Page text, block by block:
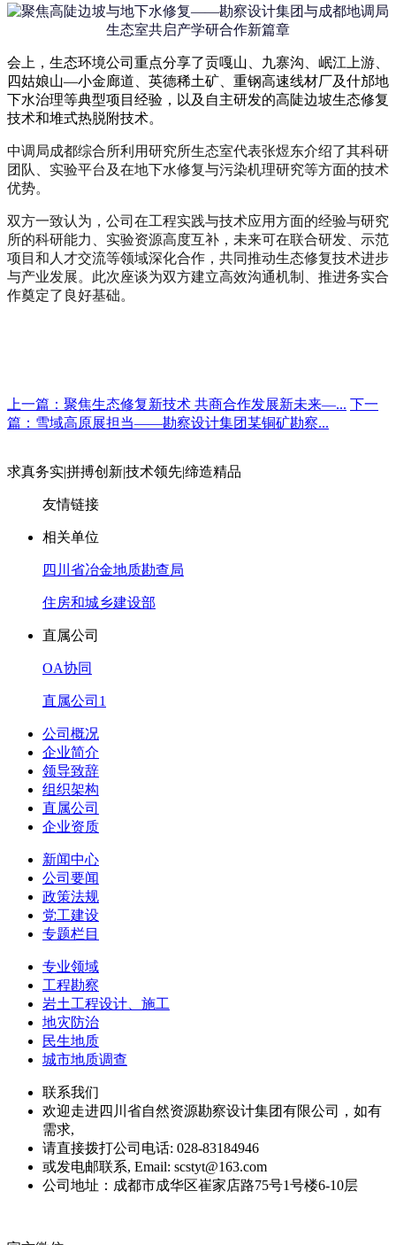
会上，生态环境公司重点分享了贡嘎山、九寨沟、岷江上游、
四姑娘山—小金廊道、英德稀土矿、重钢高速线材厂及什邡地
下水治理等典型项目经验，以及自主研发的高陡边坡生态修复
技术和堆式热脱附技术。
中调局成都综合所利用研究所生态室代表张煜东介绍了其科研
团队、实验平台及在地下水修复与污染机理研究等方面的技术
优势。
双方一致认为，公司在工程实践与技术应用方面的经验与研究
所的科研能力、实验资源高度互补，未来可在联合研发、示范
项目和人才交流等领域深化合作，共同推动生态修复技术进步
与产业发展。此次座谈为双方建立高效沟通机制、推进务实合
作奠定了良好基础。
上一篇：聚焦生态修复新技术 共商合作发展新未来—... 下一
篇：雪域高原展担当——勘察设计集团某铜矿勘察...
求真务实|拼搏创新|技术领先|缔造精品
友情链接
相关单位
四川省冶金地质勘查局
住房和城乡建设部
直属公司
OA协同
直属公司1
公司概况
企业简介
领导致辞
组织架构
直属公司
企业资质
新闻中心
公司要闻
政策法规
党工建设
专题栏目
专业领域
工程勘察
岩土工程设计、施工
地灾防治
民生地质
城市地质调查
联系我们
欢迎走进四川省自然资源勘察设计集团有限公司，如有
需求,
请直接拨打公司电话: 028-83184946
或发电邮联系, Email: scstyt@163.com
公司地址：成都市成华区崔家店路75号1号楼6-10层